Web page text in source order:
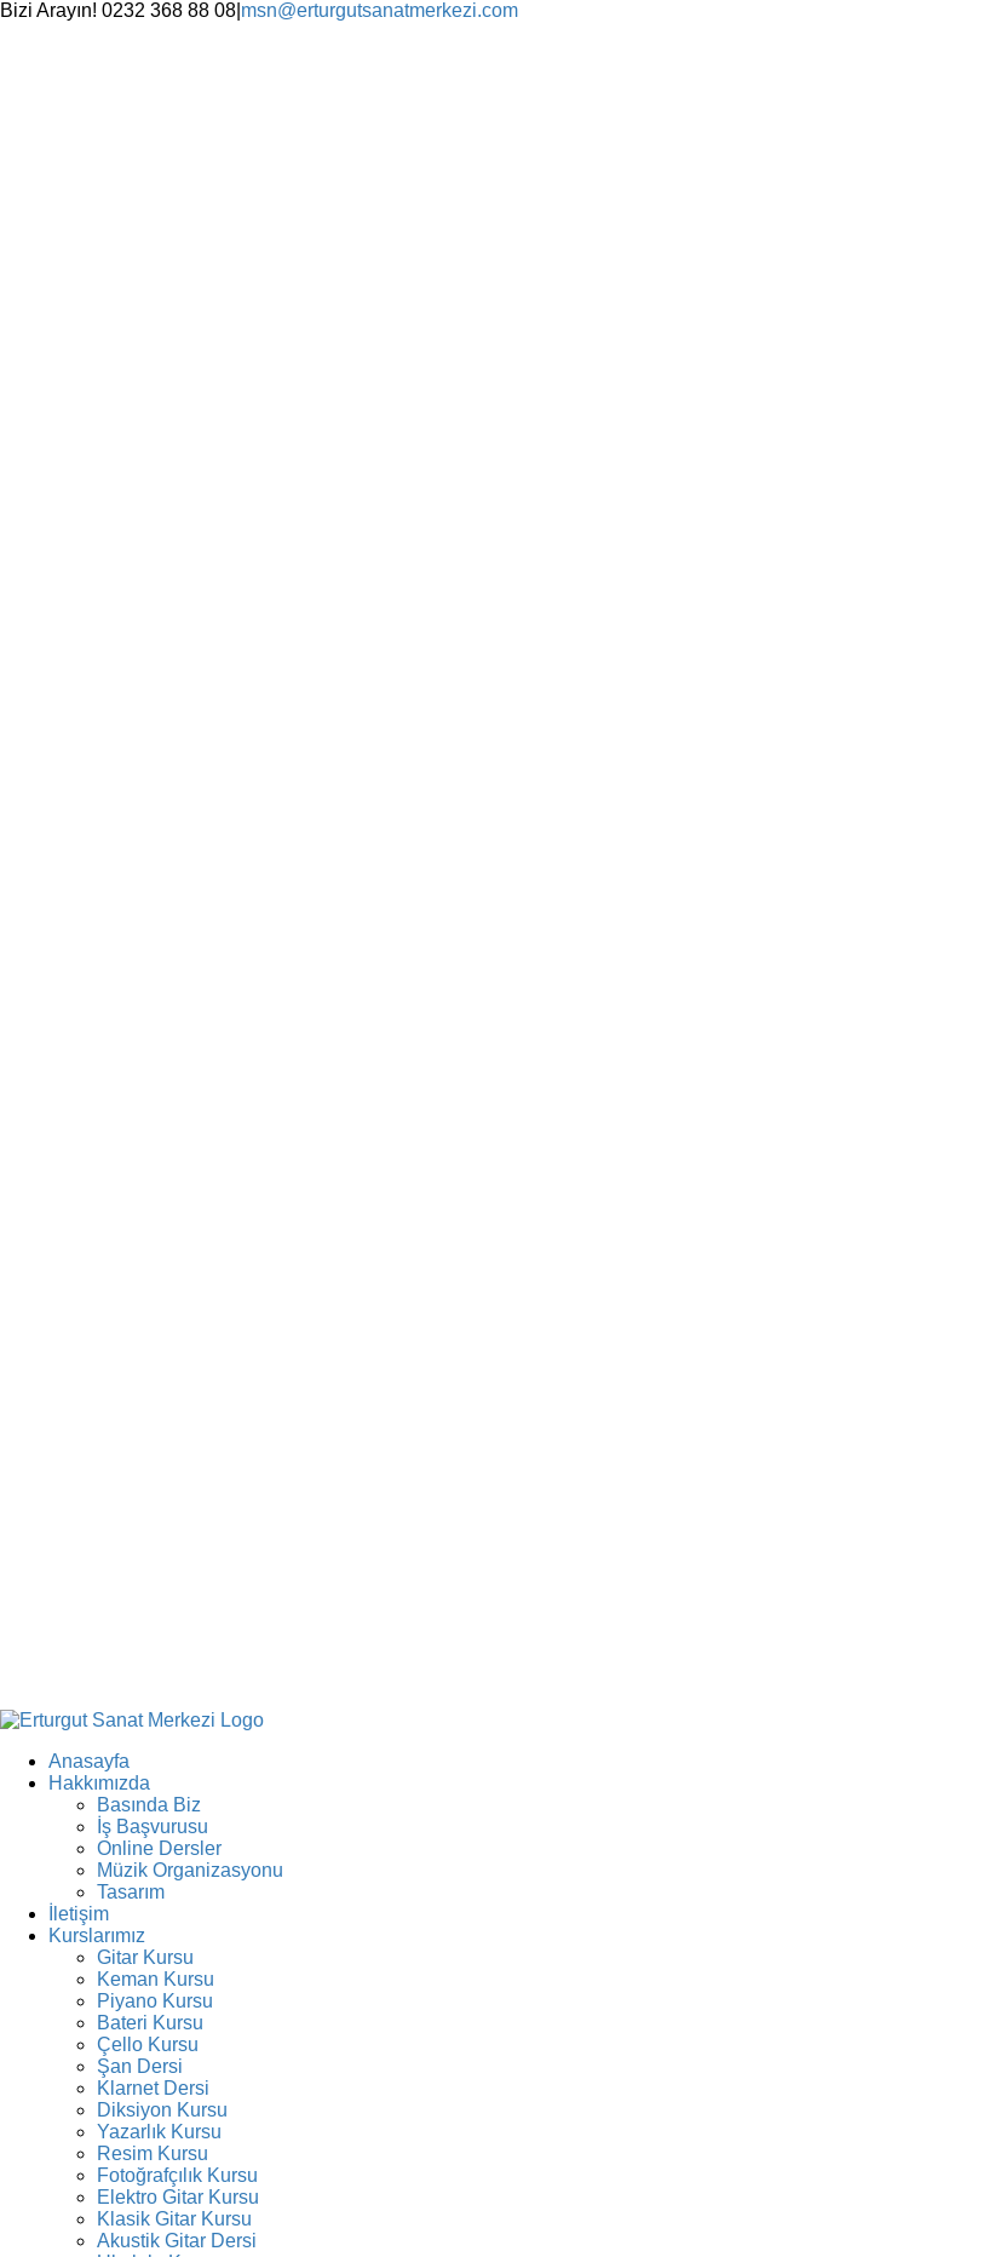
Skip
Bizi Arayın! 0232 368 88 08 msn@erturgutsanatmerkezi.com
Anasayfa
Hakkımızda
Basında Biz
İş Başvurusu
Online Dersler
Müzik Organizasyonu
Tasarım
İletişim
Kurslarımız
Gitar Kursu
Keman Kursu
Piyano Kursu
Bateri Kursu
Çello Kursu
Şan Dersi
Klarnet Dersi
Diksiyon Kursu
Yazarlık Kursu
Resim Kursu
Fotoğrafçılık Kursu
Elektro Gitar Kursu
Klasik Gitar Kursu
Akustik Gitar Dersi